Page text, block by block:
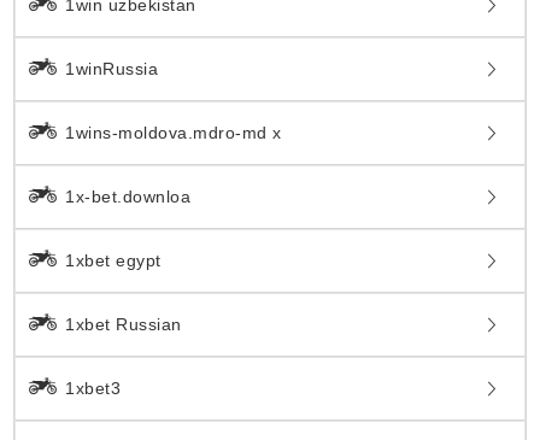
1win uzbekistan
1winRussia
1wins-moldova.mdro-md x
1x-bet.downloa
1xbet egypt
1xbet Russian
1xbet3